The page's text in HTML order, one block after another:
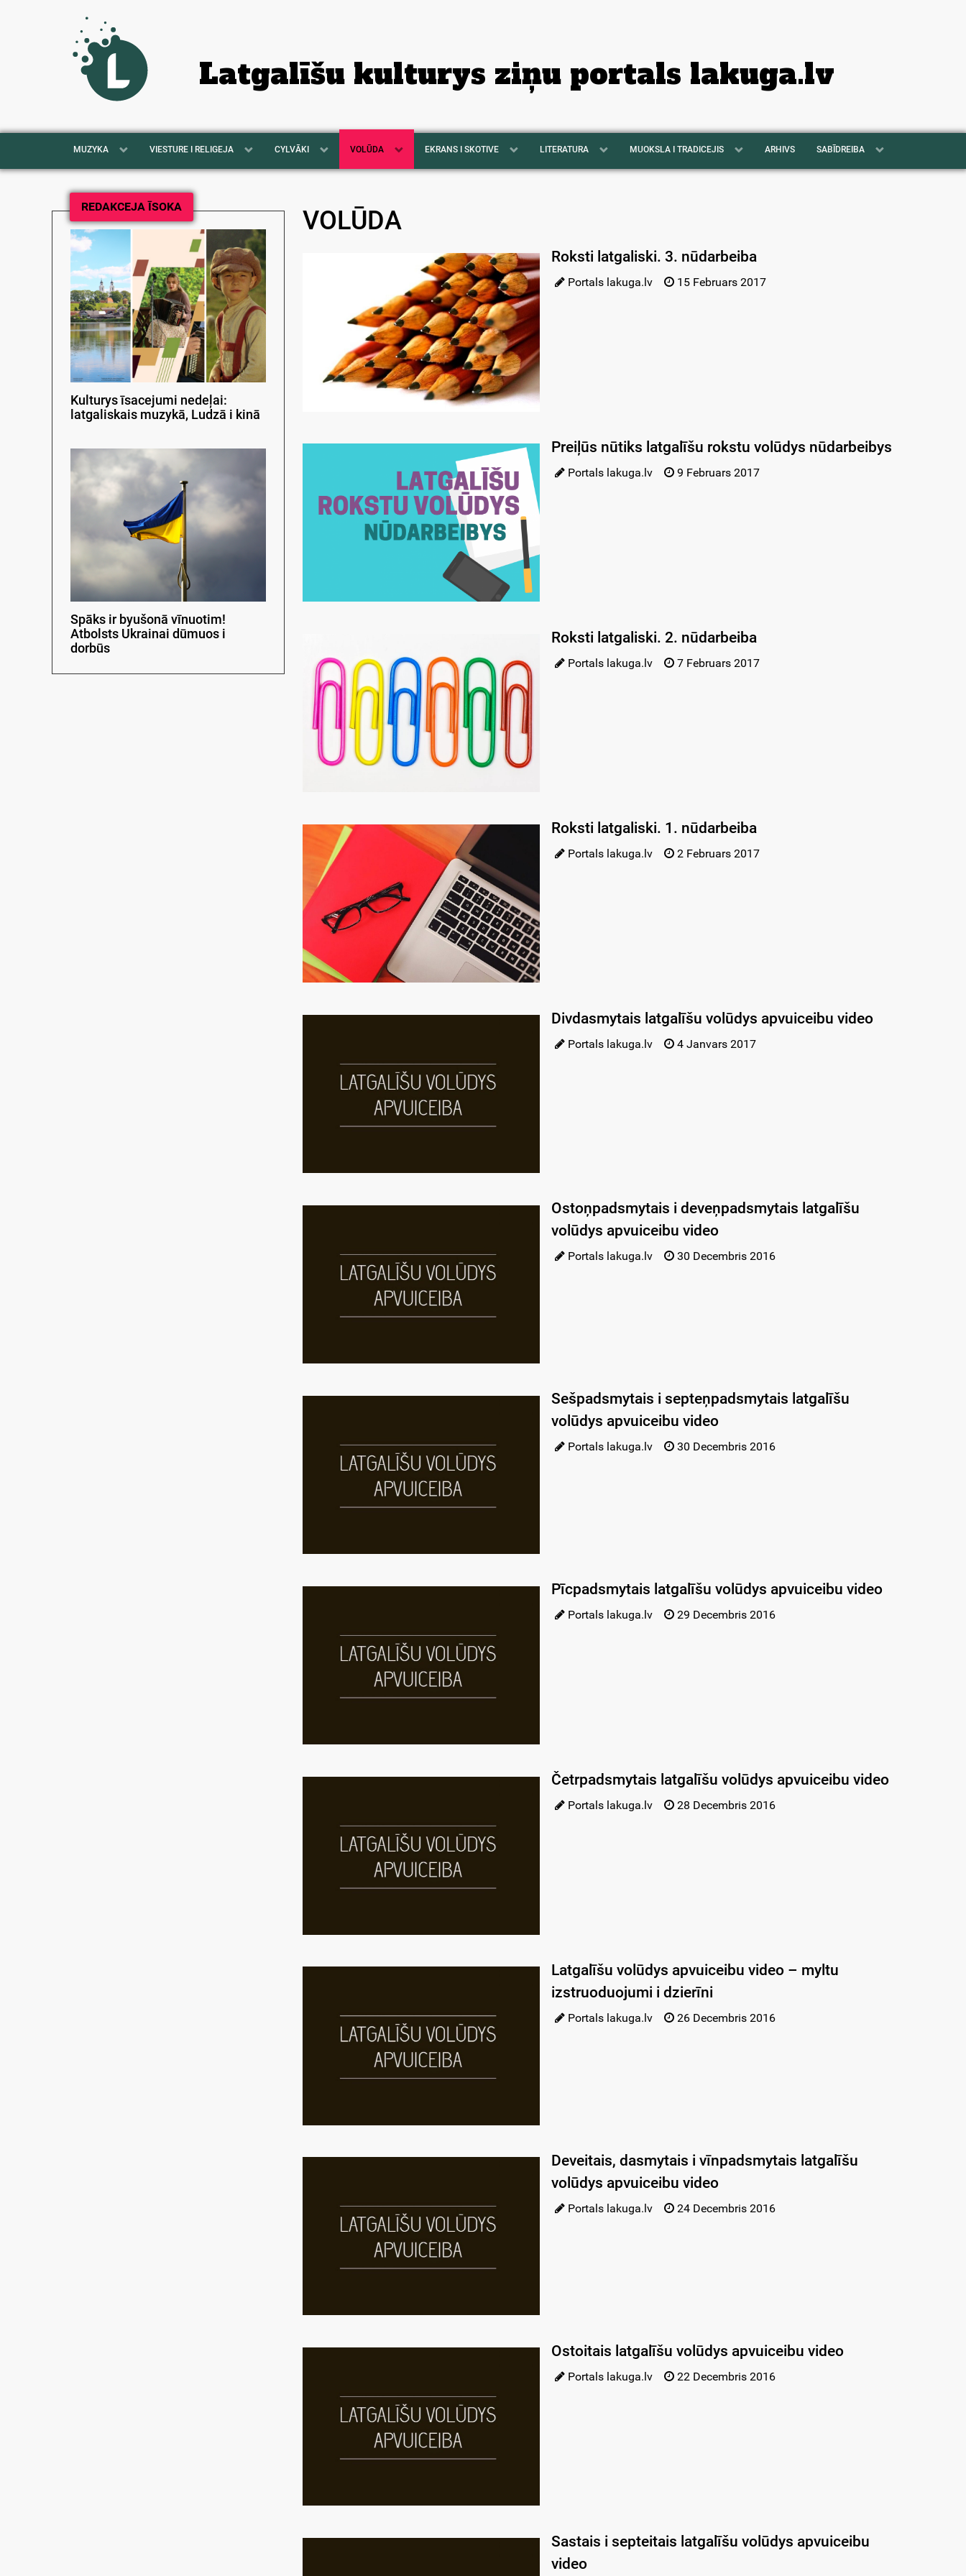
Latgalīšu kulturys ziņu portals lakuga.lv
MUZYKA VIESTURE I RELIGEJA CYLVĀKI VOLŪDA EKRANS I SKOTIVE LITERATURA MUOKSLA I TRADICEJIS ARHIVS SABĪDREIBA
REDAKCEJA ĪSOKA
Kulturys īsacejumi nedeļai:
latgaliskais muzykā, Ludzā i kinā
Spāks ir byušonā vīnuotim!
Atbolsts Ukrainai dūmuos i
dorbūs
VOLŪDA
Roksti latgaliski. 3. nūdarbeiba
Portals lakuga.lv 15 Februars 2017
Preiļūs nūtiks latgalīšu rokstu volūdys nūdarbeibys
Portals lakuga.lv 9 Februars 2017
Roksti latgaliski. 2. nūdarbeiba
Portals lakuga.lv 7 Februars 2017
Roksti latgaliski. 1. nūdarbeiba
Portals lakuga.lv 2 Februars 2017
Divdasmytais latgalīšu volūdys apvuiceibu video
Portals lakuga.lv 4 Janvars 2017
Ostoņpadsmytais i deveņpadsmytais latgalīšu
volūdys apvuiceibu video
Portals lakuga.lv 30 Decembris 2016
Sešpadsmytais i septeņpadsmytais latgalīšu
volūdys apvuiceibu video
Portals lakuga.lv 30 Decembris 2016
Pīcpadsmytais latgalīšu volūdys apvuiceibu video
Portals lakuga.lv 29 Decembris 2016
Četrpadsmytais latgalīšu volūdys apvuiceibu video
Portals lakuga.lv 28 Decembris 2016
Latgalīšu volūdys apvuiceibu video – myltu
izstruoduojumi i dzierīni
Portals lakuga.lv 26 Decembris 2016
Deveitais, dasmytais i vīnpadsmytais latgalīšu
volūdys apvuiceibu video
Portals lakuga.lv 24 Decembris 2016
Ostoitais latgalīšu volūdys apvuiceibu video
Portals lakuga.lv 22 Decembris 2016
Sastais i septeitais latgalīšu volūdys apvuiceibu
video